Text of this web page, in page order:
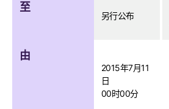
至
另行公布
由
2015年7月11
日
00时00分